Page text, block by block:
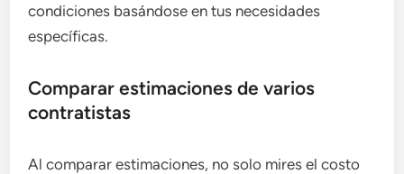
condiciones basándose en tus necesidades
específicas.
Comparar estimaciones de varios
contratistas
Al comparar estimaciones, no solo mires el costo